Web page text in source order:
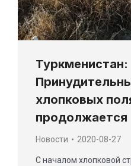
Туркменистан:
хлопковых
продолжается
Новости 2020-08-27
С началом хлопковой